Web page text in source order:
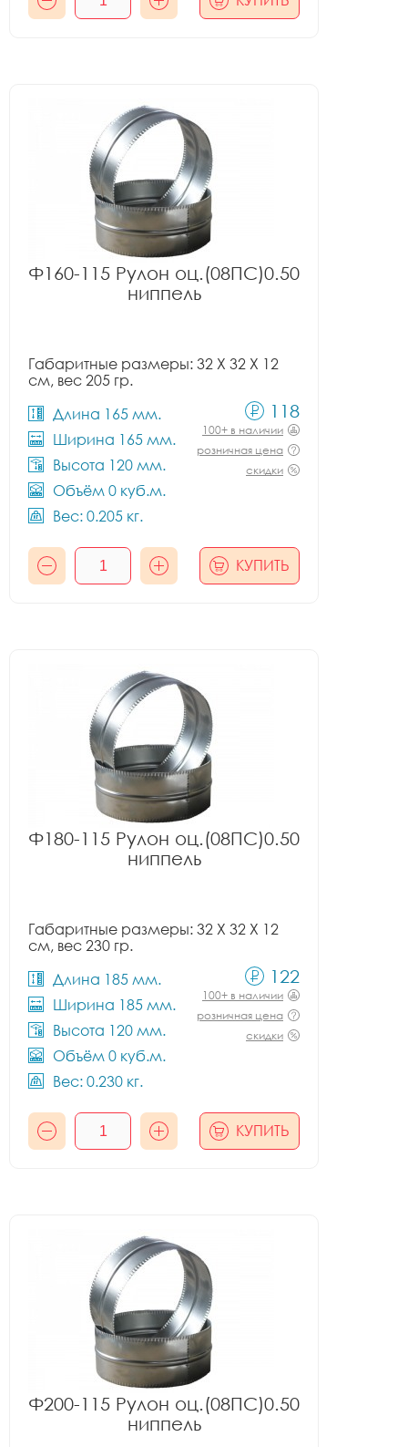
Ф160-115 Рулон оц.(08ПС)0.50
ниппель
Габаритные размеры: 32 X 32 X 12
см, вес 205 гр.
Длина 165 мм.
Ширина 165 мм.
Высота 120 мм.
Объём 0 куб.м.
Вес: 0.205 кг.
118
100+ в наличии
розничная цена
скидки
КУПИТЬ
Ф180-115 Рулон оц.(08ПС)0.50
ниппель
Габаритные размеры: 32 X 32 X 12
см, вес 230 гр.
Длина 185 мм.
Ширина 185 мм.
Высота 120 мм.
Объём 0 куб.м.
Вес: 0.230 кг.
122
100+ в наличии
розничная цена
скидки
КУПИТЬ
Ф200-115 Рулон оц.(08ПС)0.50
ниппель